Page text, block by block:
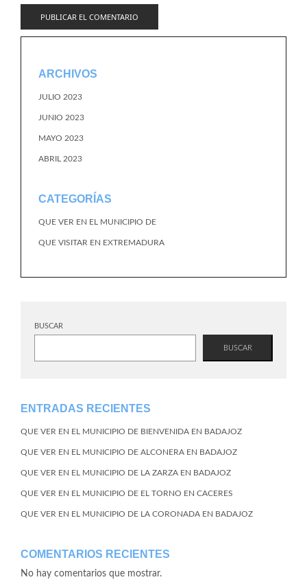
ARCHIVOS
JULIO 2023
JUNIO 2023
MAYO 2023
ABRIL 2023
CATEGORÍAS
QUE VER EN EL MUNICIPIO DE
QUE VISITAR EN EXTREMADURA
BUSCAR
BUSCAR
ENTRADAS RECIENTES
QUE VER EN EL MUNICIPIO DE BIENVENIDA EN BADAJOZ
QUE VER EN EL MUNICIPIO DE ALCONERA EN BADAJOZ
QUE VER EN EL MUNICIPIO DE LA ZARZA EN BADAJOZ
QUE VER EN EL MUNICIPIO DE EL TORNO EN CACERES
QUE VER EN EL MUNICIPIO DE LA CORONADA EN BADAJOZ
COMENTARIOS RECIENTES
No hay comentarios que mostrar.